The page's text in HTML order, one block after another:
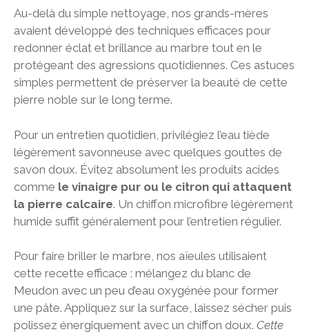
Au-delà du simple nettoyage, nos grands-mères
avaient développé des techniques efficaces pour
redonner éclat et brillance au marbre tout en le
protégeant des agressions quotidiennes. Ces astuces
simples permettent de préserver la beauté de cette
pierre noble sur le long terme.
Pour un entretien quotidien, privilégiez l’eau tiède
légèrement savonneuse avec quelques gouttes de
savon doux. Évitez absolument les produits acides
comme le vinaigre pur ou le citron qui attaquent
la pierre calcaire. Un chiffon microfibre légèrement
humide suffit généralement pour l’entretien régulier.
Pour faire briller le marbre, nos aïeules utilisaient
cette recette efficace : mélangez du blanc de
Meudon avec un peu d’eau oxygénée pour former
une pâte. Appliquez sur la surface, laissez sécher puis
polissez énergiquement avec un chiffon doux. Cette